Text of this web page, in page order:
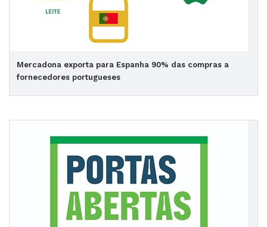
Mercadona exporta para Espanha 90% das compras a
fornecedores portugueses